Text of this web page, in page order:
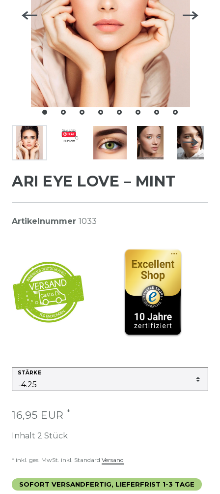
ARI EYE LOVE – MINT
Artikelnummer 1033
STÄRKE
16,95 EUR *
Inhalt 2 Stück
* inkl. ges. MwSt. inkl. Standard Versand
SOFORT VERSANDFERTIG, LIEFERFRIST 1-3 TAGE